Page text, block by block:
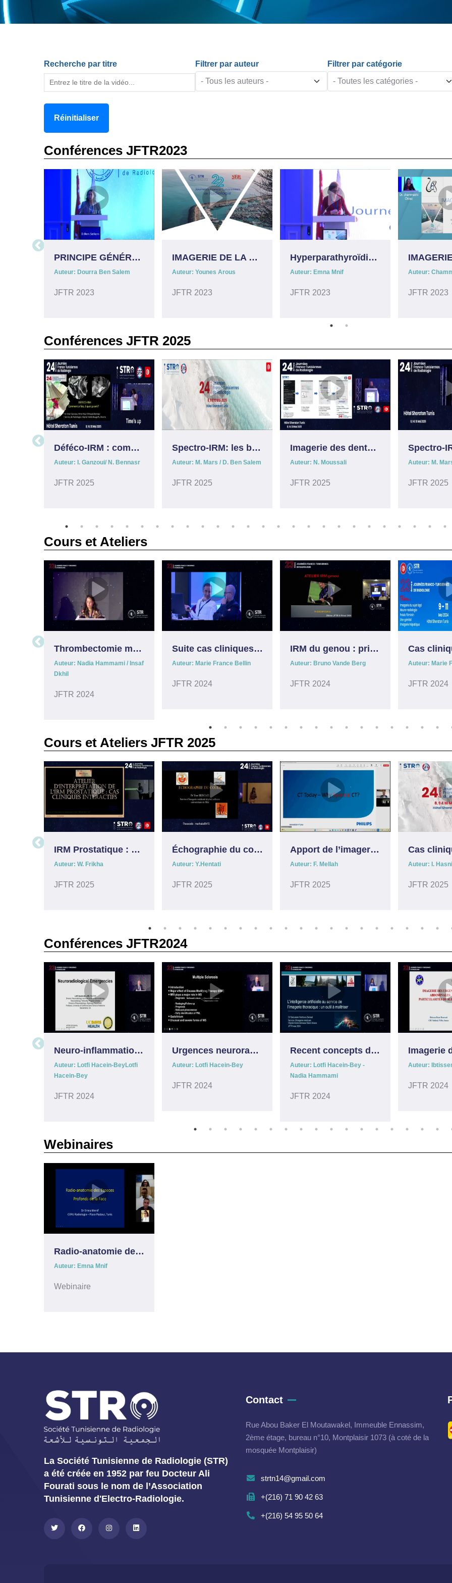
Recherche par titre Filtrer par auteur Filtrer par catégorie
Conférences JFTR2023
PRINCIPE GÉNÉRAL DE L'IMAGERIE SCINTIGRAPHIQUE
Auteur: Dourra Ben Salem
JFTR 2023
IMAGERIE DE LA PATHOLOGIE SYNOVIALE DU GENOU
Auteur: Younes Arous
JFTR 2023
Hyperparathyroïdie primaire : Diagnostic et cartographie lésionnelle
Auteur: Emna Mnif
JFTR 2023
Auteur:
JFTR 2023
Conférences JFTR 2025
Déféco-IRM : comment je fais et à quoi ça sert
Auteur: I. Ganzoui/ N. Bennasr
JFTR 2025
Spectro-IRM: les bases & techniques d’acquisition & applications cliniques
Auteur: M. Mars / D. Ben Salem
JFTR 2025
Imagerie des dents incluses
Auteur: N. Moussali
JFTR 2025
Auteur: M.
JFTR 2025
Cours et Ateliers
Thrombectomie mécanique (atelier sur simulateur)
Auteur: Nadia Hammami / Insaf
Dkhil
JFTR 2024
Suite cas cliniques surrénales
Auteur: Marie France Bellin
JFTR 2024
IRM du genou : prisme des pathologies métaboliques
Auteur: Bruno Vande Berg
JFTR 2024
Auteur: Marie
JFTR 2024
Cours et Ateliers JFTR 2025
IRM Prostatique : optimisation technique et interprétation pratique
Auteur: W. Frikha
JFTR 2025
Échographie du coude
Auteur: Y.Hentati
JFTR 2025
Apport de l’imagerie spectrale en diagnostic médical
Auteur: F. Mellah
JFTR 2025
Auteur: I. Hasni
JFTR 2025
Conférences JFTR2024
Neuro-inflammation: récentes avancées concernant la sclérose en plaque, NMO et MOGAD
Auteur: Lotfi Hacein-BeyLotfi
Hacein-Bey
JFTR 2024
Urgences neuroradiologiques: Ce que le neuroradiologue doit savoir
Auteur: Lotfi Hacein-Bey
JFTR 2024
Recent concepts dans le management des AVC: pourquoi un centre multi-disciplinaire est nécessaire/états des lieux en Tunisie
Auteur: Lotfi Hacein-Bey -
Nadia Hammami
JFTR 2024
Auteur:
JFTR 2024
Webinaires
Radio-anatomie des Espaces Profond de la Face
Auteur: Emna Mnif
Webinaire
La Société Tunisienne de Radiologie (STR)
a été créée en 1952 par feu Docteur Ali
Fourati sous le nom de l’Association
Tunisienne d'Electro-Radiologie.
Contact
Rue Abou Baker El Moutawakel, Immeuble Ennassim,
2ème étage, bureau n°10, Montplaisir 1073 (à coté de la
mosquée Montplaisir)
strtn14@gmail.com
+(216) 71 90 42 63
+(216) 54 95 50 64